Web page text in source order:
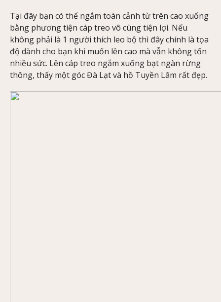
Tại đây bạn có thể ngắm toàn cảnh từ trên cao xuống
bằng phương tiện cáp treo vô cùng tiện lợi. Nếu
không phải là 1 người thích leo bộ thì đây chính là tọa
độ dành cho bạn khi muốn lên cao mà vẫn không tốn
nhiều sức. Lên cáp treo ngắm xuống bạt ngàn rừng
thông, thấy một góc Đà Lạt và hồ Tuyền Lâm rất đẹp.